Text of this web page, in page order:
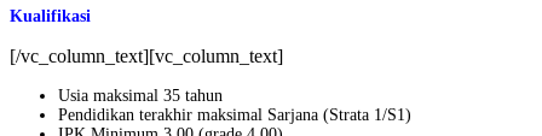
Kualifikasi
[/vc_column_text][vc_column_text]
Usia maksimal 35 tahun
Pendidikan terakhir maksimal Sarjana (Strata 1/S1)